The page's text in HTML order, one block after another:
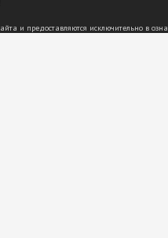
и предоставляются исключительно